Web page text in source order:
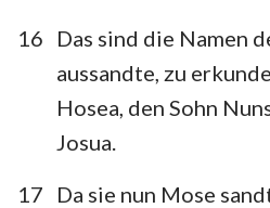
16
Das sind die Namen
aussandte, zu
Hosea, den Sohn
Josua.
17
Da sie nun Mose